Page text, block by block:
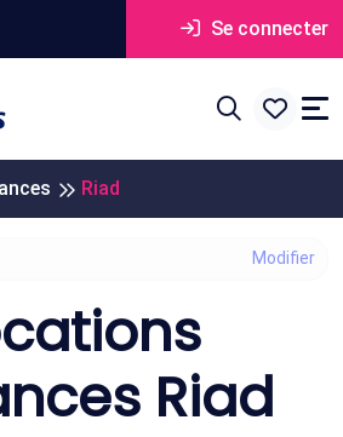
Se connecter
Riad
Riad